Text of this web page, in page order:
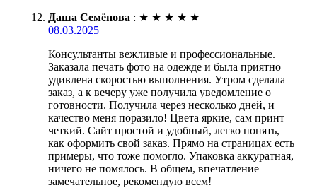
Даша Семёнова : ★ ★ ★ ★ ★
08.03.2025
Консультанты вежливые и профессиональные.
Заказала печать фото на одежде и была приятно
удивлена скоростью выполнения. Утром сделала
заказ, а к вечеру уже получила уведомление о
готовности. Получила через несколько дней, и
качество меня поразило! Цвета яркие, сам принт
четкий. Сайт простой и удобный, легко понять,
как оформить свой заказ. Прямо на страницах есть
примеры, что тоже помогло. Упаковка аккуратная,
ничего не помялось. В общем, впечатление
замечательное, рекомендую всем!